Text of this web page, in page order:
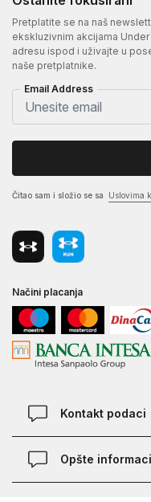
Pretplatite se na naš
ekskluzivnim akcijama
adresu ispod i uživajte u
naše pretplatnike.
Email Address
Čitao sam i složio se sa Uslovima
Načini placanja
Kontakt podaci
Chat
Opšte